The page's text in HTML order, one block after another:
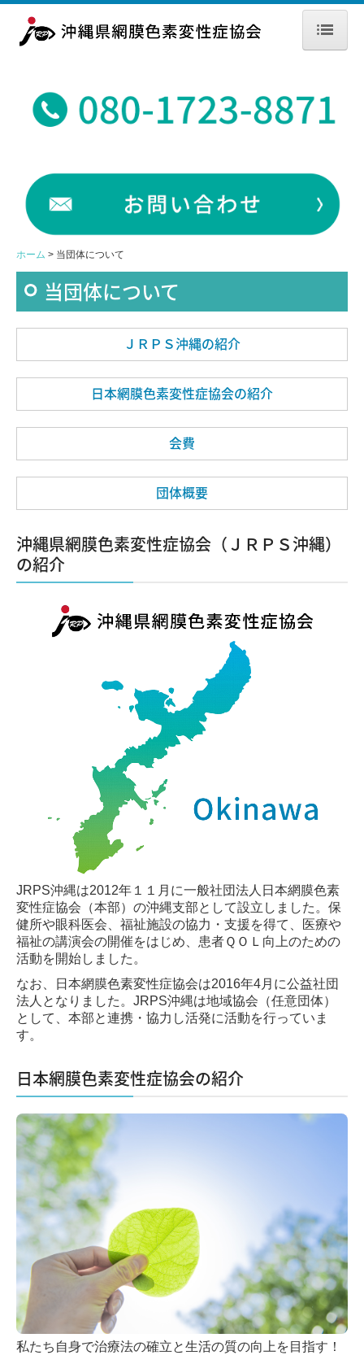
お知らせ
網膜色素変性症とは
活動内容
体験談
リンク集
ホーム 当団体について
当団体について
ＪＲＰＳ沖縄の紹介
日本網膜色素変性症協会の紹介
会費
団体概要
沖縄県網膜色素変性症協会（ＪＲＰＳ沖縄）
の紹介
JRPS沖縄は2012年１１月に一般社団法人日本網膜色素
変性症協会（本部）の沖縄支部として設立しました。保
健所や眼科医会、福祉施設の協力・支援を得て、医療や
福祉の講演会の開催をはじめ、患者ＱＯＬ向上のための
活動を開始しました。
なお、日本網膜色素変性症協会は2016年4月に公益社団
法人となりました。JRPS沖縄は地域協会（任意団体）
として、本部と連携・協力し活発に活動を行っていま
す。
日本網膜色素変性症協会の紹介
私たち自身で治療法の確立と生活の質の向上を目指す！